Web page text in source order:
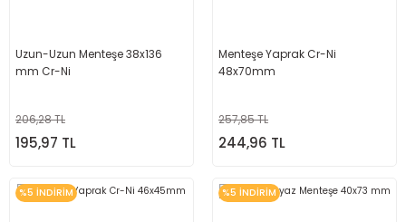
Uzun-Uzun Menteşe 38x136
mm Cr-Ni
206,28 TL
195,97 TL
Menteşe Yaprak Cr-Ni
48x70mm
257,85 TL
244,96 TL
%5 İNDİRİM %5 İNDİRİM